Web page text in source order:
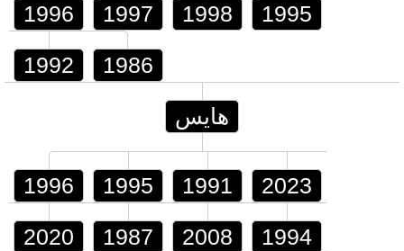
1996 1997 1998 1995
1992 1986
هايس
1996 1995 1991 2023
2020 1987 2008 1994